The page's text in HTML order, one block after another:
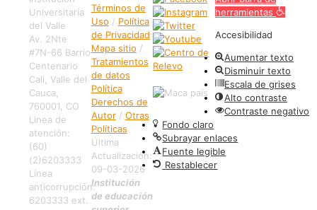
Universitaria
del Valle
Av. 2Nte
#7N-66 Barrio
Centenario
Cali, Valle del
Cauca,
760001, CO
Linea de
atención:
(60)
(2)6203333
Línea
anticorrupción:
6203333 ext.
Términos de
Uso / Política
de Privacidad
Mapa sitio /
Tratamientos
de datos
Política
Derechos de
Autor/ Otras
Políticas
Última
Actualización:
09-03-2026
Institución
de educación
herramientas
Accesibilidad
Aumentar texto
Disminuir texto
Escala de grises
Alto contraste
Contraste negativo
Fondo claro
Subrayar enlaces
Fuente legible
Restablecer